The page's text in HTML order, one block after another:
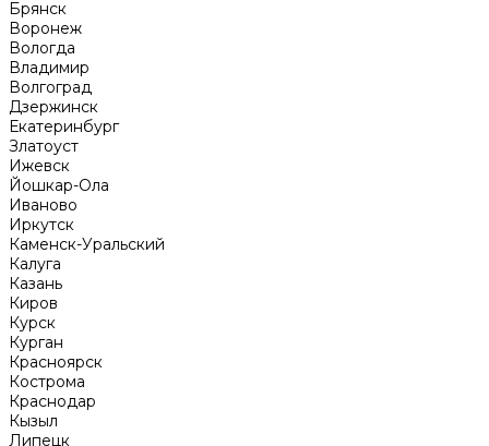
Брянск
Воронеж
Вологда
Владимир
Волгоград
Дзержинск
Екатеринбург
Златоуст
Ижевск
Йошкар-Ола
Иваново
Иркутск
Каменск-Уральский
Калуга
Казань
Киров
Курск
Курган
Красноярск
Кострома
Краснодар
Кызыл
Липецк